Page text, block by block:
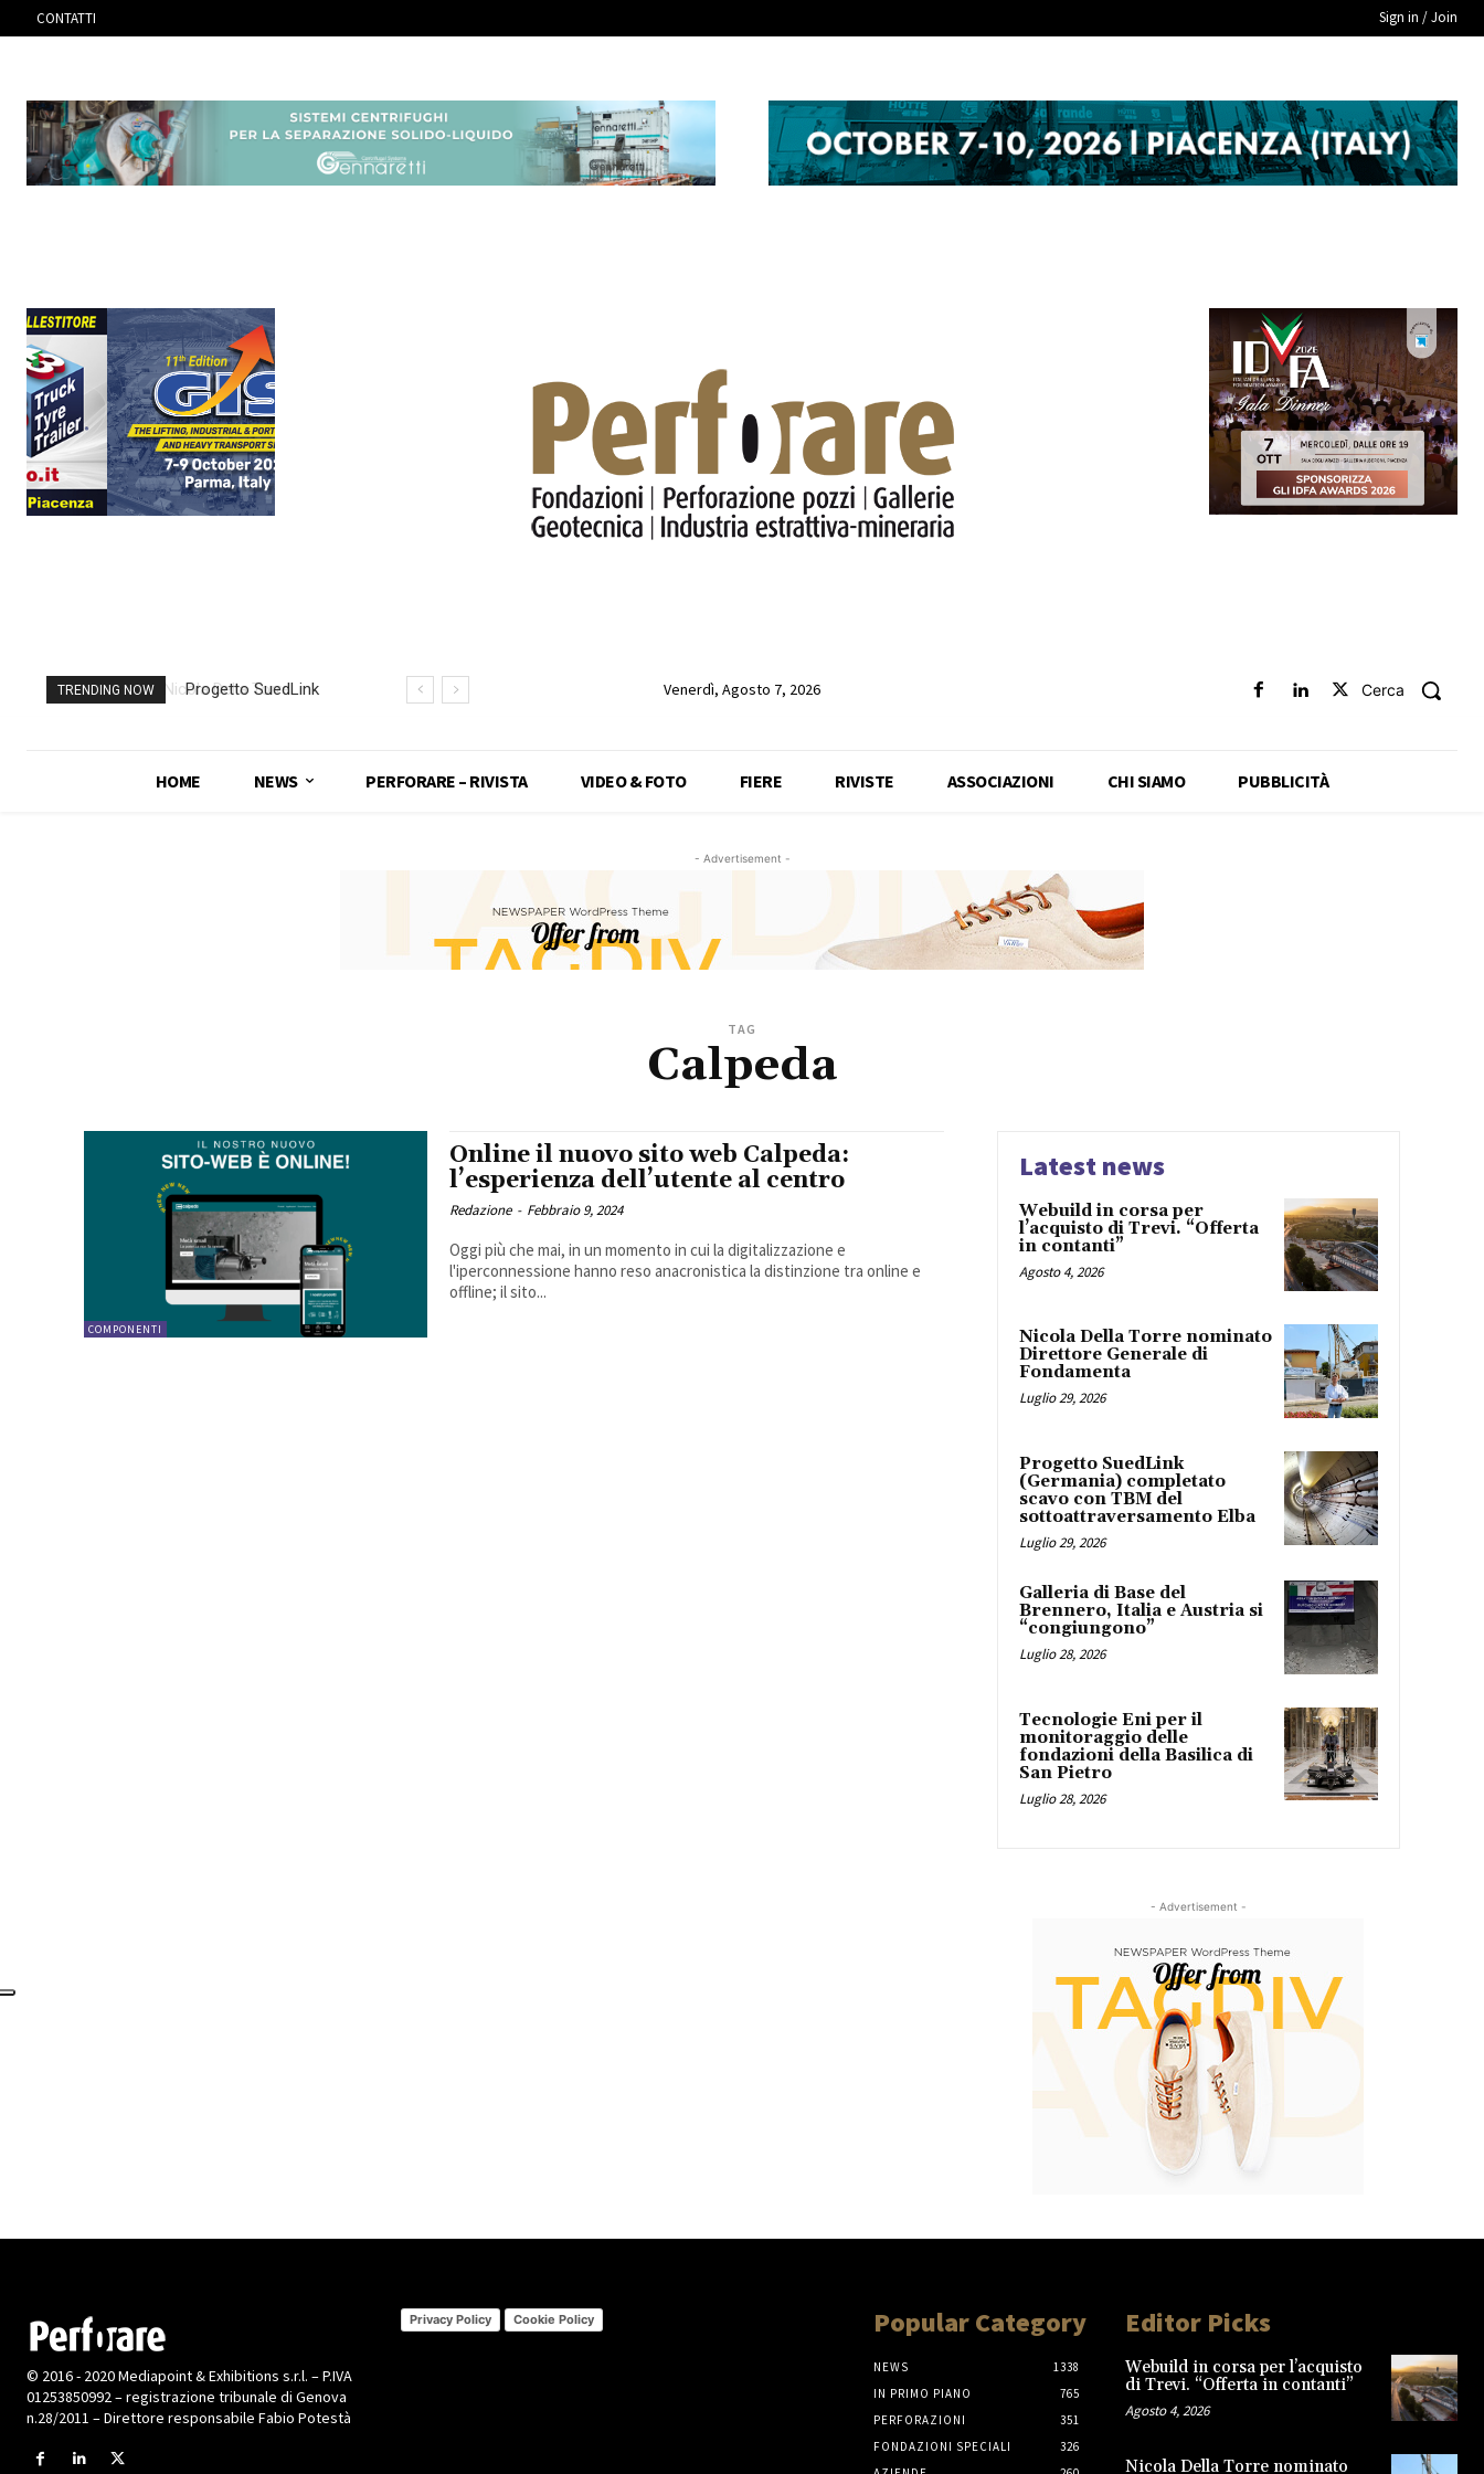
CONTATTI Sign in / Join
TRENDING NOW
Progetto SuedLink
con TBM del
Venerdì, Agosto 7, 2026 Cerca
HOME NEWS PERFORARE – RIVISTA VIDEO & FOTO FIERE RIVISTE ASSOCIAZIONI CHI SIAMO PUBBLICITÀ
- Advertisement -
TAG
Calpeda
COMPONENTI
Online il nuovo sito web Calpeda:
l’esperienza dell’utente al centro
Redazione - Febbraio 9, 2024
Oggi più che mai, in un momento in cui la digitalizzazione e
l'iperconnessione hanno reso anacronistica la distinzione tra online e
offline; il sito...
Latest news
Webuild in corsa per
l’acquisto di Trevi. “Offerta
in contanti”
Agosto 4, 2026
Nicola Della Torre nominato
Direttore Generale di
Fondamenta
Luglio 29, 2026
Progetto SuedLink
(Germania) completato
scavo con TBM del
sottoattraversamento Elba
Luglio 29, 2026
Galleria di Base del
Brennero, Italia e Austria si
“congiungono”
Luglio 28, 2026
Tecnologie Eni per il
monitoraggio delle
fondazioni della Basilica di
San Pietro
Luglio 28, 2026
- Advertisement -
© 2016 - 2020 Mediapoint & Exhibitions s.r.l. – P.IVA
01253850992 – registrazione tribunale di Genova
n.28/2011 – Direttore responsabile Fabio Potestà
Privacy Policy Cookie Policy Popular Category
NEWS
1338
IN PRIMO PIANO
765
PERFORAZIONI
351
FONDAZIONI SPECIALI
326
Editor Picks
Webuild in corsa per l’acquisto
di Trevi. “Offerta in contanti”
Agosto 4, 2026
Nicola Della Torre nominato